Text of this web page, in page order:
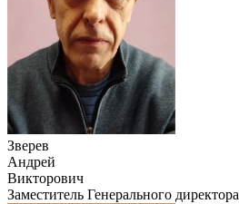
Зверев
Андрей
Викторович
Заместитель Генерального директора